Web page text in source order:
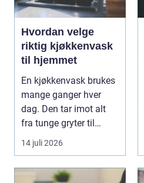
Hvordan velge
riktig kjøkkenvask
til hjemmet
En kjøkkenvask brukes
mange ganger hver
dag. Den tar imot alt
fra tunge gryter til
skarpe kniver og ...
14 juli 2026